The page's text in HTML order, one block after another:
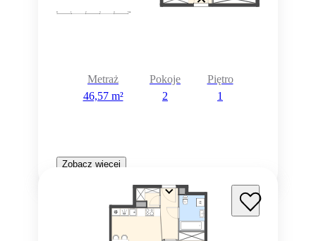
Metraż
46,57 m²
Pokoje
2
Piętro
1
Zobacz więcej